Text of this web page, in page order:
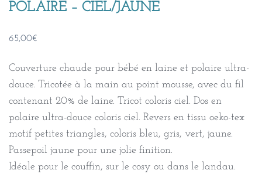
POLAIRE – CIEL/JAUNE
65,00€
Couverture chaude pour bébé en laine et polaire ultra-
douce. Tricotée à la main au point mousse, avec du fil
contenant 20% de laine. Tricot coloris ciel. Dos en
polaire ultra-douce coloris ciel. Revers en tissu oeko-tex
motif petites triangles, coloris bleu, gris, vert, jaune.
Passepoil jaune pour une jolie finition.
Idéale pour le couffin, sur le cosy ou dans le landau.